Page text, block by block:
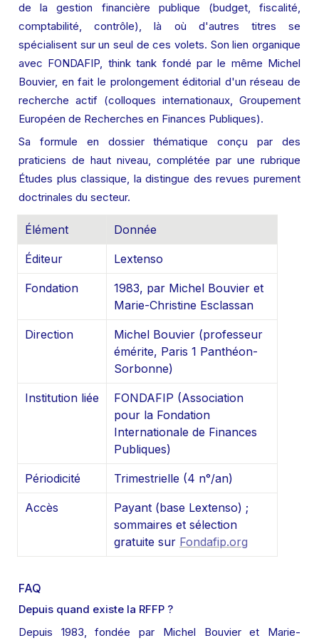
de la gestion financière publique (budget, fiscalité,
comptabilité, contrôle), là où d'autres titres se
spécialisent sur un seul de ces volets. Son lien organique
avec FONDAFIP, think tank fondé par le même Michel
Bouvier, en fait le prolongement éditorial d'un réseau de
recherche actif (colloques internationaux, Groupement
Européen de Recherches en Finances Publiques).
Sa formule en dossier thématique conçu par des
praticiens de haut niveau, complétée par une rubrique
Études plus classique, la distingue des revues purement
doctrinales du secteur.
Élément Donnée
Éditeur Lextenso
Fondation
1983, par Michel Bouvier et
Marie-Christine Esclassan
Direction
Michel Bouvier (professeur
émérite, Paris 1 Panthéon-
Sorbonne)
Institution liée
FONDAFIP (Association
pour la Fondation
Internationale de Finances
Publiques)
Périodicité Trimestrielle (4 n°/an)
Accès
Payant (base Lextenso) ;
sommaires et sélection
gratuite sur Fondafip.org
FAQ
Depuis quand existe la RFFP ?
Depuis 1983, fondée par Michel Bouvier et Marie-